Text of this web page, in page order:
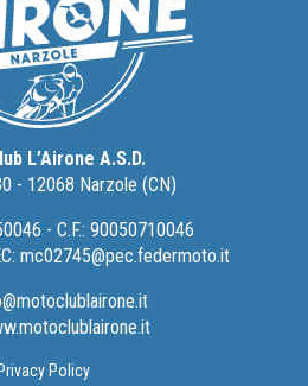
L’Airone A.S.D.
- 12068 Narzole (CN)
- C.F.: 90050710046
mc02745@pec.federmoto.it
Privacy Policy